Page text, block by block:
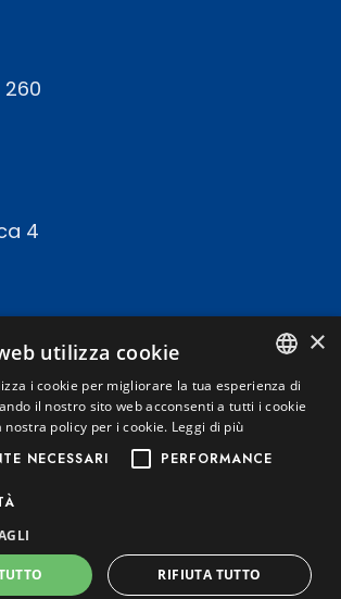
4
€ 23.200.000 INT.VERS.
Web
ITALIAN
×
utilizza cookie
i cookie per migliorare la tua esperienza di
il nostro sito web acconsenti a tutti i cookie
policy per i cookie. Leggi di più
NECESSARI PERFORMANCE
RIFIUTA TUTTO